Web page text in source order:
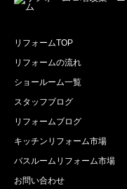
リフォームTOP
リフォームの流れ
ショールーム一覧
スタッフブログ
リフォームブログ
キッチンリフォーム市場
バスルームリフォーム市場
お問い合わせ